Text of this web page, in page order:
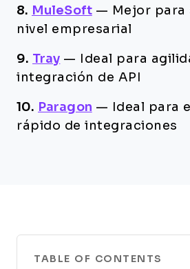
8. MuleSoft — Mejor para
nivel empresarial
9. Tray —
Ideal para
integración de API
10. Paragon —
Ideal para
rápido de integraciones
TABLE OF CONTENTS